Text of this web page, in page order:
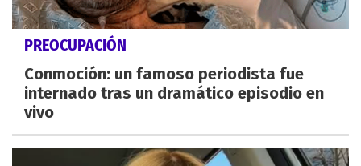
PREOCUPACIÓN
Conmoción: un famoso periodista fue
internado tras un dramático episodio en
vivo